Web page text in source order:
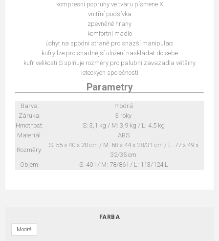
kompresní popruhy ve tvaru písmene X
vnitřní podšívka
zpevněné hrany
komfortní madlo
úchyt na spodní straně pro snazší manipulaci
kufry lze pro snadnější uložení naskládat do sebe
kufr velikosti S splňuje rozměry pro palubní zavazadla většiny
leteckých společností
Parametry
Barva:
modrá
Záruka:
3 roky
Hmotnost:
S: 3,1 kg / M: 3,9 kg / L: 4,5 kg
Materiál:
ABS
Rozměry:
S: 55 x 40 x 20 cm / M: 68 x 44 x 28/31 cm / L: 77 x 49 x
32/35 cm
Objem:
S: 40 l / M: 78/86 l / L: 113/124 L
FARBA
Modrá